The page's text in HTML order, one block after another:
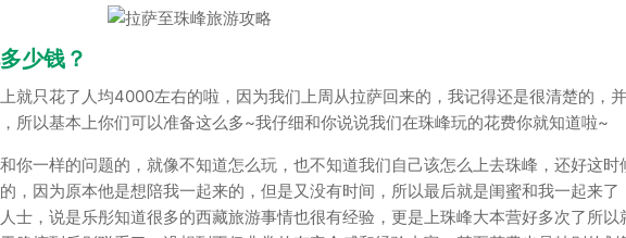
少钱？
就只花了人均4000左右的啦，因为我们上周从拉萨回来的，我记得还是很清楚的，
所以基本上你们可以准备这么多~我仔细和你说说我们在珠峰玩的花费你就知道啦~
你一样的问题的，就像不知道怎么玩，也不知道我们自己该怎么上去珠峰，还好这时
，因为原本他是想陪我一起来的，但是又没有时间，所以最后就是闺蜜和我一起来了
士，说是乐彤知道很多的西藏旅游事情也很有经验，更是上珠峰大本营好多次了所以